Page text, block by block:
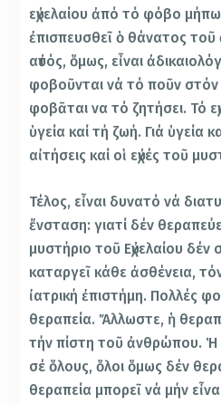
εὐχελαίου ἀπό τό φόβο
ἐπισπευσθεῖ ὁ θάνατος
αὐτός, ὅμως, εἶναι
φοβοῦνται νά τό ποῦν
φοβᾶται να τό ζητήσει. Τό
ὑγεία καί τή ζωή. Γιά ὑγεία
αἰτήσεις καί οἱ εὐχές τοῦ
Τέλος, εἶναι δυνατό νά
ἔνσταση: γιατί δέν
μυστήριο τοῦ Εὐχελαίου δέν
καταργεῖ κάθε ἀσθένεια,
ἰατρική ἐπιστήμη. Πολλές
θεραπεία. Ἄλλωστε, ἡ
τήν πίστη τοῦ ἀνθρώπου. Ἡ
σέ ὅλους, ὅλοι ὅμως δέν
θεραπεία μπορεῖ νά μήν